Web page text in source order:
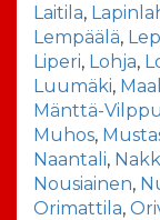
Laitila,
Lempäälä,
Liperi, Lohja,
Luumäki,
Mänttä-
Muhos,
Naantali,
Nousiainen,
Orimattila,